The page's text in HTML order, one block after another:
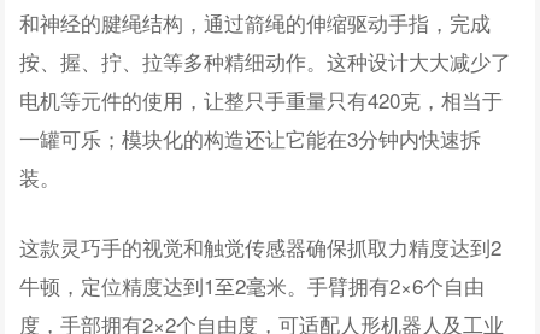
和神经的腱绳结构，通过箭绳的伸缩驱动手指，完成
按、握、拧、拉等多种精细动作。这种设计大大减少了
电机等元件的使用，让整只手重量只有420克，相当于
一罐可乐；模块化的构造还让它能在3分钟内快速拆
装。
这款灵巧手的视觉和触觉传感器确保抓取力精度达到2
牛顿，定位精度达到1至2毫米。手臂拥有2×6个自由
度，手部拥有2×2个自由度，可适配人形机器人及工业